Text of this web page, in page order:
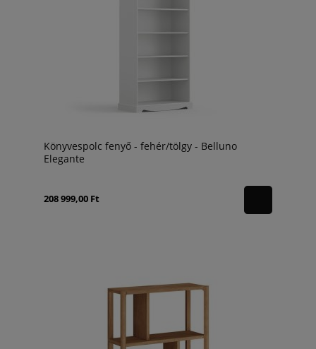
Könyvespolc fenyő - fehér/tölgy - Belluno
Elegante
208 999,00 Ft